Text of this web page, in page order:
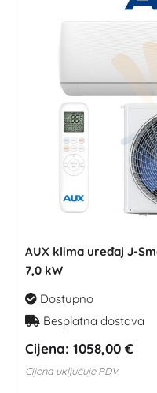
AUX klima uređaj J-
7,0 kW
Dostupno
Besplatna dostava
Cijena: 1058,00 €
Cijena uključuje PDV.